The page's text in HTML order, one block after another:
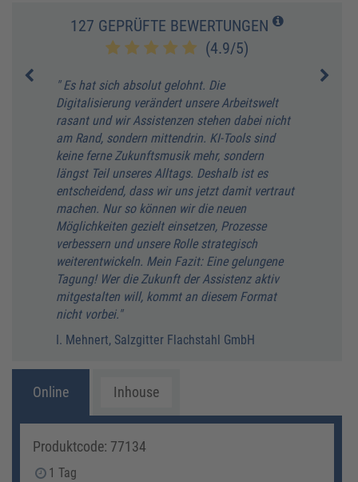
127 GEPRÜFTE BEWERTUNGEN
(4.9/5)
" Es hat sich absolut gelohnt. Die
Digitalisierung verändert unsere Arbeitswelt
rasant und wir Assistenzen stehen dabei nicht
am Rand, sondern mittendrin. KI-Tools sind
keine ferne Zukunftsmusik mehr, sondern
längst Teil unseres Alltags. Deshalb ist es
entscheidend, dass wir uns jetzt damit vertraut
machen. Nur so können wir die neuen
Möglichkeiten gezielt einsetzen, Prozesse
verbessern und unsere Rolle strategisch
weiterentwickeln. Mein Fazit: Eine gelungene
Tagung! Wer die Zukunft der Assistenz aktiv
mitgestalten will, kommt an diesem Format
nicht vorbei."
I. Mehnert, Salzgitter Flachstahl GmbH
Online Inhouse
Produktcode: 77134
1 Tag